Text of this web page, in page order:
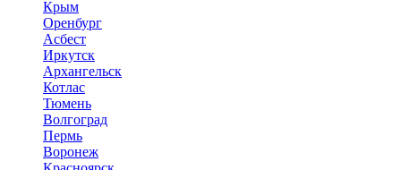
Крым
Оренбург
Асбест
Иркутск
Архангельск
Котлас
Тюмень
Волгоград
Пермь
Воронеж